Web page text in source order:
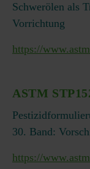
Schwerölen als
Vorrichtung
https://
ASTM
30. Band:
https://